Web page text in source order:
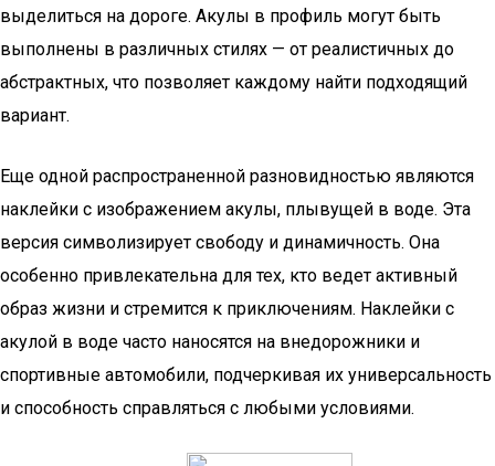
выделиться на дороге. Акулы в профиль могут быть
выполнены в различных стилях — от реалистичных до
абстрактных, что позволяет каждому найти подходящий
вариант.
Еще одной распространенной разновидностью являются
наклейки с изображением акулы, плывущей в воде. Эта
версия символизирует свободу и динамичность. Она
особенно привлекательна для тех, кто ведет активный
образ жизни и стремится к приключениям. Наклейки с
акулой в воде часто наносятся на внедорожники и
спортивные автомобили, подчеркивая их универсальность
и способность справляться с любыми условиями.